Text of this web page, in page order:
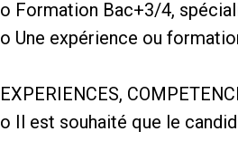
o Formation Bac+3/4,
o Une expérience ou
EXPERIENCES,
o Il est souhaité que le